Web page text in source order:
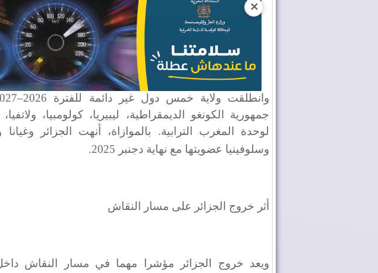
✕
جمهورية الكونغو الديمقراطية، ليبيريا، كولومبيا،
لوحدة المغرب الترابية. بالموازاة، أنهت الجزائر وغيانا
وسلوفينيا عضويتها مع نهاية دجنبر 2025
.
أثر خروج الجزائر على مسار النقاش
ويعد خروج الجزائر مؤشرا مهما في مسار النقاش